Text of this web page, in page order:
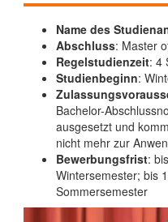
Name des
Abschluss: Master
Regelstudienzeit: 4
Studienbeginn:
Bachelor-
ausgesetzt und
nicht mehr zur
Bewerbungsfrist:
Wintersemester; bis
Sommersemester